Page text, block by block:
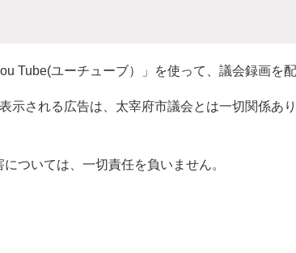
Tube(ユーチューブ）」を使って、議会録画を配
示される広告は、太宰府市議会とは一切関係あ
ついては、一切責任を負いません。